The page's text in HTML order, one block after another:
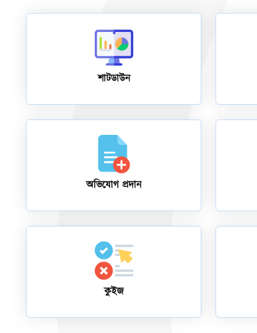
শাটডাউন
অভিযোগ প্রদান
কুইজ